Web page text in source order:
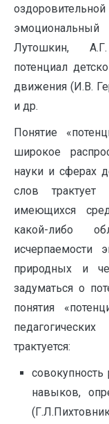
Лутошкин,
потенциал
движения (И.В.
и др.
Понятие
широкое
науки и сферах
слов трактует
имеющихся
какой-либо
исчерпаемости
природных и
задуматься о
понятия
трактуется:
навыков,